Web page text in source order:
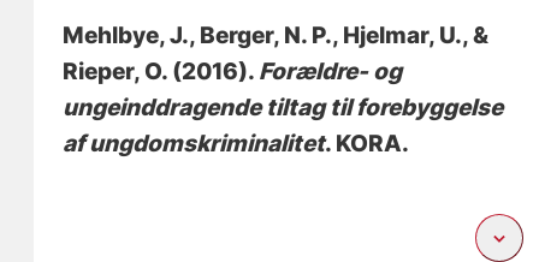
Mehlbye, J., Berger, N. P., Hjelmar, U., &
Rieper, O. (2016). Forældre- og
ungeinddragende tiltag til forebyggelse
af ungdomskriminalitet. KORA.